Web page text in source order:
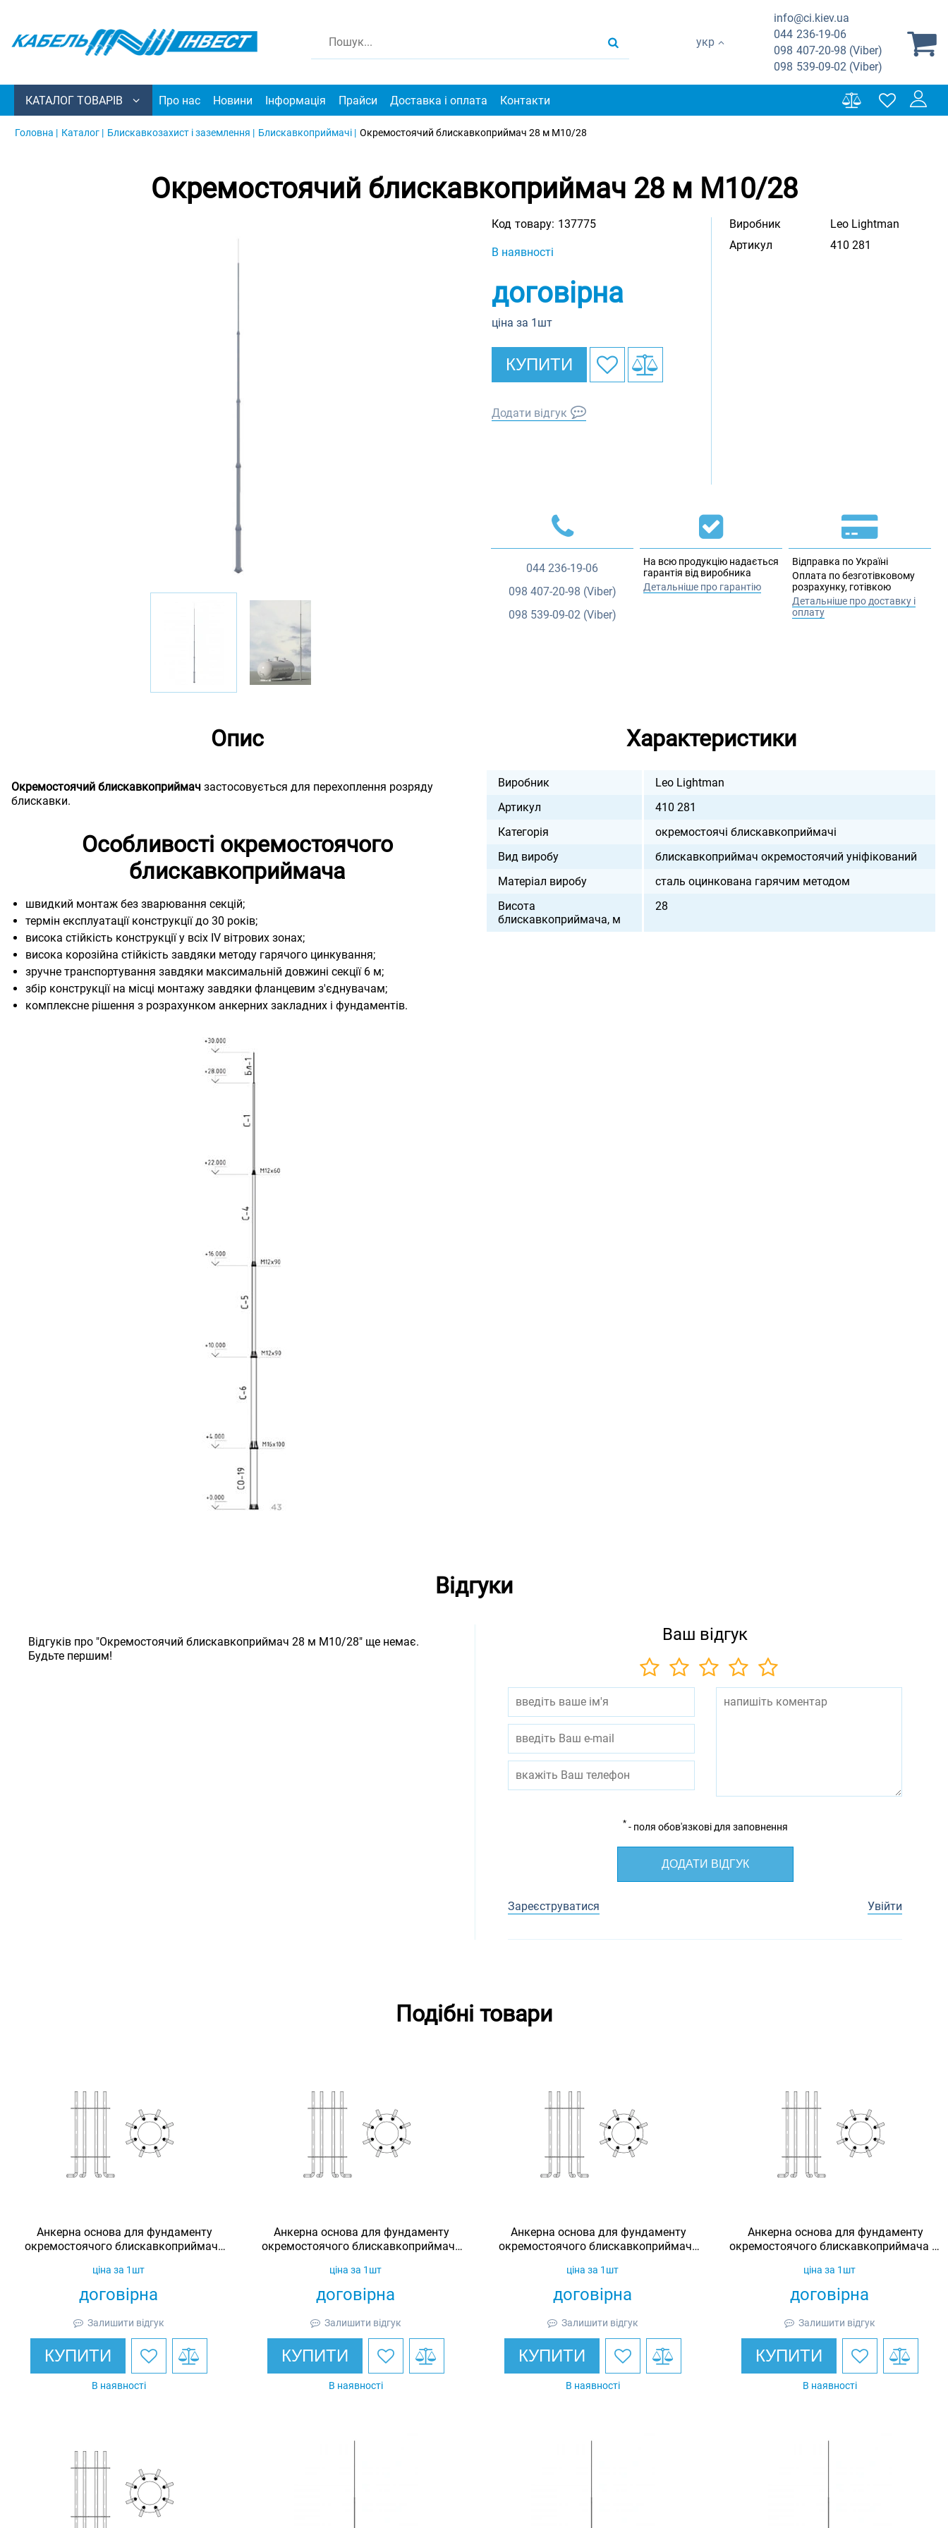
укр
info@ci.kiev.ua
044 236-19-06
098 407-20-98 (Viber)
098 539-09-02 (Viber)
КАТАЛОГ ТОВАРІВ Про нас Новини Інформація Прайси Доставка і оплата Контакти
Головна | Каталог | Блискавкозахист і заземлення | Блискавкоприймачі | Окремостоячий блискавкоприймач 28 м M10/28
Окремостоячий блискавкоприймач 28 м M10/28
Код товару: 137775
В наявності
договірна
ціна за 1шт
КУПИТИ
Додати відгук
Виробник
Leo Lightman
Артикул
410 281
044 236-19-06
098 407-20-98 (Viber)
098 539-09-02 (Viber)
На всю продукцію надається
гарантія від виробника
Детальніше про гарантію
Відправка по Україні
Оплата по безготівковому
розрахунку, готівкою
Детальніше про доставку і
оплату
Опис
Окремостоячий блискавкоприймач застосовується для перехоплення розряду
блискавки.
Особливості окремостоячого
блискавкоприймача
швидкий монтаж без зварювання секцій;
термін експлуатації конструкції до 30 років;
висока стійкість конструкції у всіх IV вітрових зонах;
висока корозійна стійкість завдяки методу гарячого цинкування;
зручне транспортування завдяки максимальній довжині секції 6 м;
збір конструкції на місці монтажу завдяки фланцевим з'єднувачам;
комплексне рішення з розрахунком анкерних закладних і фундаментів.
Характеристики
Виробник
Leo Lightman
Артикул
410 281
Категорія
окремостоячі блискавкоприймачі
Вид виробу
блискавкоприймач окремостоячий уніфікований
Матеріал виробу
сталь оцинкована гарячим методом
Висота
блискавкоприймача, м
28
Відгуки
Відгуків про "Окремостоячий блискавкоприймач 28 м M10/28" ще немає.
Будьте першим!
Ваш відгук
* - поля обов'язкові для заповнення
ДОДАТИ ВІДГУК
Зареєструватися Увійти
Подібні товари
Анкерна основа для фундаменту
окремостоячого блискавкоприймача
договірна
ціна за 1шт
Залишити відгук
КУПИТИ
В наявності
Анкерна основа для фундаменту
окремостоячого блискавкоприймача
договірна
ціна за 1шт
Залишити відгук
КУПИТИ
В наявності
Анкерна основа для фундаменту
окремостоячого блискавкоприймача
договірна
ціна за 1шт
Залишити відгук
КУПИТИ
В наявності
Анкерна основа для фундаменту
окремостоячого блискавкоприймача 6-
договірна
ціна за 1шт
Залишити відгук
КУПИТИ
В наявності